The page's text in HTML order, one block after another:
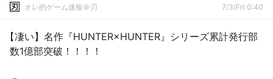
オレ的ゲーム速報＠刃 7/3(Fr) 0:40
【凄い】名作『HUNTER×HUNTER』シリーズ累計発行部
数1億部突破！！！！